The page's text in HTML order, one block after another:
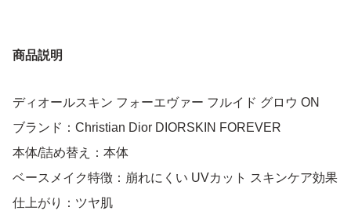
商品説明
ディオールスキン フォーエヴァー フルイド グロウ ON
ブランド：Christian Dior DIORSKIN FOREVER
本体/詰め替え：本体
ベースメイク特徴：崩れにくい UVカット スキンケア効果
仕上がり：ツヤ肌